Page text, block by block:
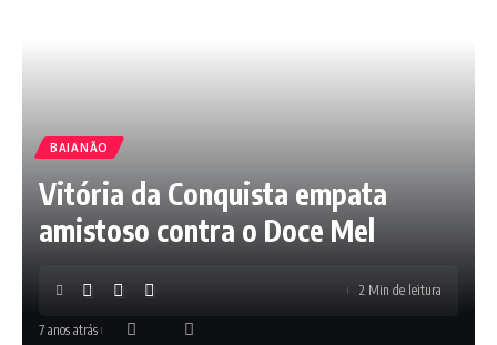
BAIANÃO
Vitória da Conquista empata
amistoso contra o Doce Mel
7 anos atrás
2 Min de leitura